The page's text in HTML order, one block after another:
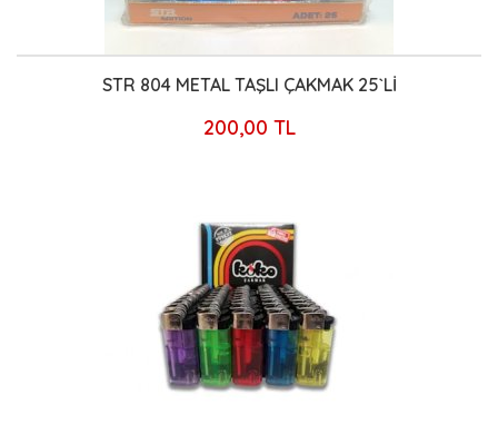
STR 804 METAL TAŞLI ÇAKMAK 25`Lİ
200,00 TL